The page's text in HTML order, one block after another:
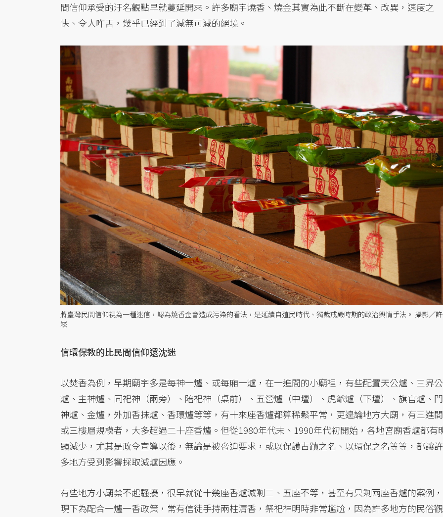
間信仰承受的汙名觀點早就蔓延開來。許多廟宇燒香、燒金其實為此不斷在變革、改異，速度之
快、令人咋舌，幾乎已經到了減無可減的絕境。
將臺灣民間信仰視為一種迷信，認為燒香金會造成污染的看法，是延續自殖民時代、獨裁戒嚴時期的政治輿情手法。 攝影／
崧
信環保教的比民間信仰還沈迷
以焚香為例，早期廟宇多是每神一爐、或每廂一爐，在一進間的小廟裡，有些配置天公爐、三界公
爐、主神爐、同祀神（兩旁）、陪祀神（桌前）、五營爐（中壇）、虎爺爐（下壇）、旗官爐、門
神爐、金爐，外加香抹爐、香環爐等等，有十來座香爐都算稀鬆平常，更遑論地方大廟，有三進間
或三樓層規模者，大多超過二十座香爐。但從1980年代末、1990年代初開始，各地宮廟香爐都有
顯減少，尤其是政令宣導以後，無論是被脅迫要求，或以保護古蹟之名、以環保之名等等，都讓許
多地方受到影響採取減爐因應。
有些地方小廟禁不起騷擾，很早就從十幾座香爐減剩三、五座不等，甚至有只剩兩座香爐的案例，
現下為配合一爐一香政策，常有信徒手持兩柱清香，祭祀神明時非常尷尬，因為許多地方的民俗觀